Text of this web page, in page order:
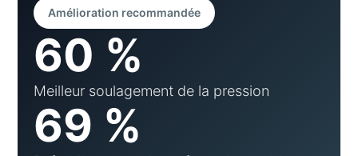
Amélioration recommandée
60 %
Meilleur soulagement de la pression
69 %